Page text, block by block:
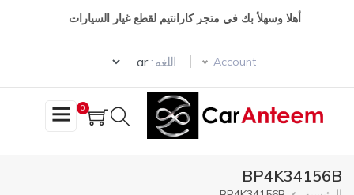
أهلا وسهلأ بك في متجر كارانتيم لقطع غيار السيارات
Account اللغه :
Select your language
0
BP4K34156B